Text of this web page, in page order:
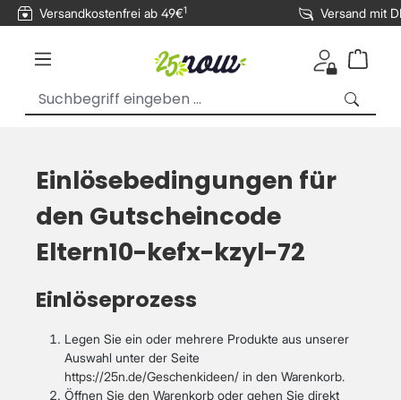
springen
Versandkostenfrei ab 49€1 Versand mit
Einlösebedingungen für
den Gutscheincode
Eltern10-kefx-kzyl-72
Einlöseprozess
Legen Sie ein oder mehrere Produkte aus unserer
Auswahl unter der Seite
https://25n.de/Geschenkideen/ in den Warenkorb.
Öffnen Sie den Warenkorb oder gehen Sie direkt